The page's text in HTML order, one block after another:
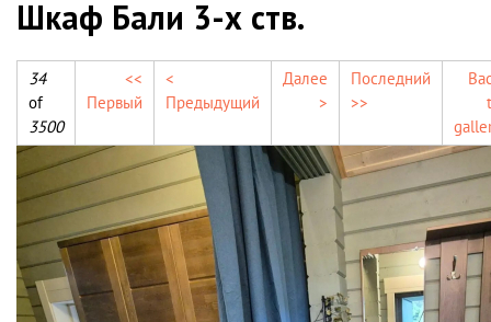
Шкаф Бали 3-х ств.
34
of
3500
<<
Первый
<
Предыдущий
Далее
>
Последний
>>